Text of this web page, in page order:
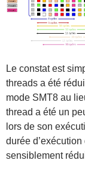
Le constat est
threads a été
mode SMT8 au
thread a été un
lors de son
durée
sensiblement